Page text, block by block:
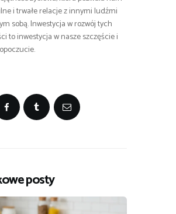
i trwałe relacje z innymi ludźmi
sobą. Inwestycja w rozwój tych
to inwestycja w nasze szczęście i
posty